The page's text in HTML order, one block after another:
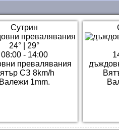
Сутрин
24°
29°
08:00 - 14:00
превалявания
СЗ 8km/h
Валежи 1mm.